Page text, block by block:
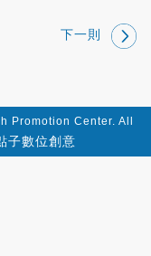
下一則
Promotion Center. All
子數位創意